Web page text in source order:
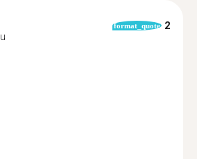
format_quote 2